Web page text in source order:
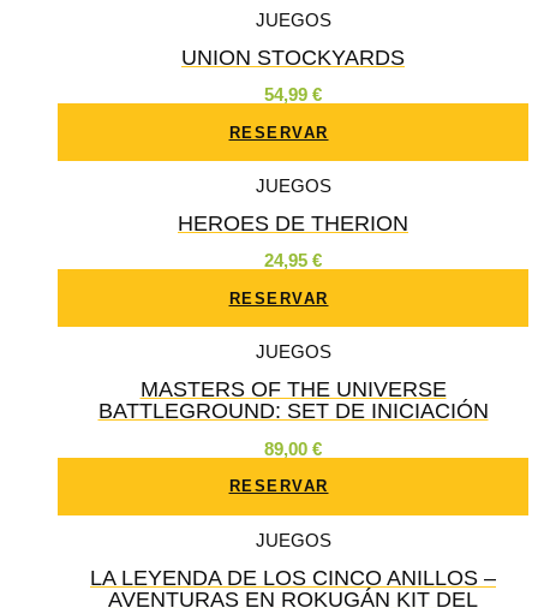
JUEGOS
UNION STOCKYARDS
54,99 €
RESERVAR
JUEGOS
HEROES DE THERION
24,95 €
RESERVAR
JUEGOS
MASTERS OF THE UNIVERSE
BATTLEGROUND: SET DE INICIACIÓN
89,00 €
RESERVAR
JUEGOS
LA LEYENDA DE LOS CINCO ANILLOS –
AVENTURAS EN ROKUGÁN KIT DEL